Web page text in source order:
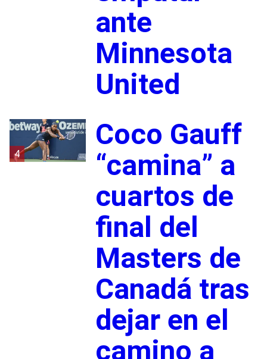
ante
Minnesota
United
4
Coco Gauff
“camina” a
cuartos de
final del
Masters de
Canadá tras
dejar en el
camino a